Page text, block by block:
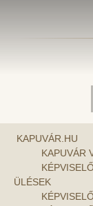
KAPUVÁR.HU
KAPUVÁR
ÜLÉSEK